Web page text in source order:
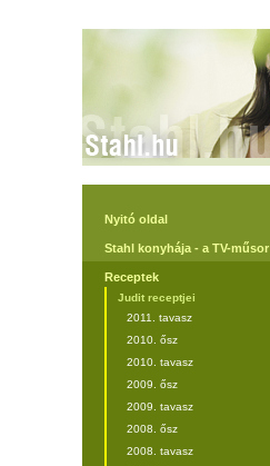
Nyitó oldal
Stahl konyhája - a TV-műsor
Receptek
Judit receptjei
2011. tavasz
2010. ősz
2010. tavasz
2009. ősz
2009. tavasz
2008. ősz
2008. tavasz